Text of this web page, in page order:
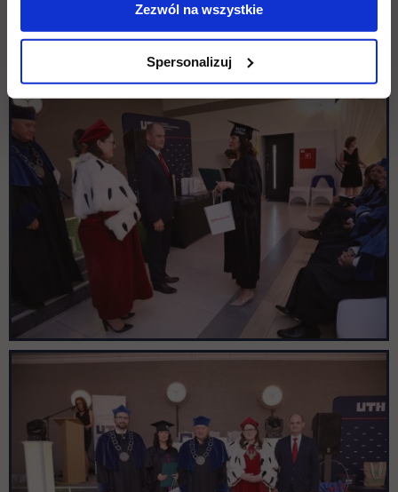
Zezwól na wszystkie
Spersonalizuj